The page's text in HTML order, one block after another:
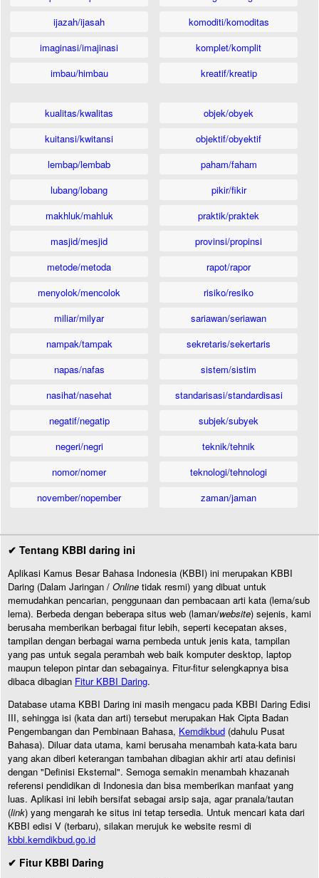
ijazah/ijasah
imaginasi/imajinasi
imbau/himbau
komoditi/komoditas
komplet/komplit
kreatif/kreatip
kualitas/kwalitas
kuitansi/kwitansi
lembap/lembab
lubang/lobang
makhluk/mahluk
masjid/mesjid
metode/metoda
menyolok/mencolok
miliar/milyar
nampak/tampak
napas/nafas
nasihat/nasehat
negatif/negatip
negeri/negri
nomor/nomer
november/nopember
objek/obyek
objektif/obyektif
paham/faham
pikir/fikir
praktik/praktek
provinsi/propinsi
rapot/rapor
risiko/resiko
sariawan/seriawan
sekretaris/sekertaris
sistem/sistim
standarisasi/standardisasi
subjek/subyek
teknik/tehnik
teknologi/tehnologi
zaman/jaman
✔ Tentang KBBI daring ini
Aplikasi Kamus Besar Bahasa Indonesia (KBBI) ini merupakan KBBI
Daring (Dalam Jaringan / Online tidak resmi) yang dibuat untuk
memudahkan pencarian, penggunaan dan pembacaan arti kata (lema/sub
lema). Berbeda dengan beberapa situs web (laman/website) sejenis, kami
berusaha memberikan berbagai fitur lebih, seperti kecepatan akses,
tampilan dengan berbagai warna pembeda untuk jenis kata, tampilan
yang pas untuk segala perambah web baik komputer desktop, laptop
maupun telepon pintar dan sebagainya. Fitur-fitur selengkapnya bisa
dibaca dibagian Fitur KBBI Daring.
Database utama KBBI Daring ini masih mengacu pada KBBI Daring Edisi
III, sehingga isi (kata dan arti) tersebut merupakan Hak Cipta Badan
Pengembangan dan Pembinaan Bahasa, Kemdikbud (dahulu Pusat
Bahasa). Diluar data utama, kami berusaha menambah kata-kata baru
yang akan diberi keterangan tambahan dibagian akhir arti atau definisi
dengan "Definisi Eksternal". Semoga semakin menambah khazanah
referensi pendidikan di Indonesia dan bisa memberikan manfaat yang
luas. Aplikasi ini lebih bersifat sebagai arsip saja, agar pranala/tautan
(link) yang mengarah ke situs ini tetap tersedia. Untuk mencari kata dari
KBBI edisi V (terbaru), silakan merujuk ke website resmi di
kbbi.kemdikbud.go.id
✔ Fitur KBBI Daring